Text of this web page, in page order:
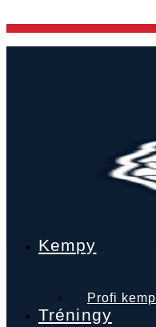
na
Kempy
Profi kemp
Tréningy